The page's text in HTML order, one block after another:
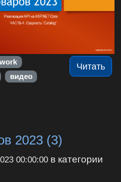
Читать
видео
2023 (3)
00:00:00в категории